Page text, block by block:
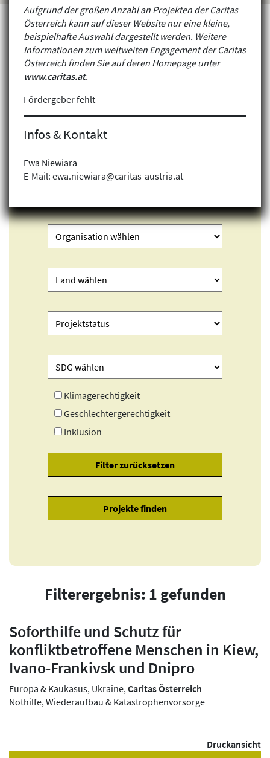
Projekte finden
Klimagerechtigkeit
Geschlechtergerechtigkeit
Inklusion
Filterergebnis: 1 gefunden
Soforthilfe und Schutz für
konfliktbetroffene Menschen in Kiew,
Ivano-Frankivsk und Dnipro
Europa & Kaukasus, Ukraine, Caritas Österreich
Nothilfe, Wiederaufbau & Katastrophenvorsorge
Druckansicht
Aufgrund der großen Anzahl an Projekten der Caritas
Österreich kann auf dieser Website nur eine kleine,
beispielhafte Auswahl dargestellt werden. Weitere
Informationen zum weltweiten Engagement der Caritas
Österreich finden Sie auf deren Homepage unter
www.caritas.at.
Fördergeber fehlt
Infos & Kontakt
Ewa Niewiara
E-Mail: ewa.niewiara@caritas-austria.at